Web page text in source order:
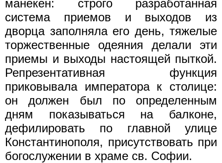
манекен: строго разработанная
система приемов и выходов из
дворца заполняла его день, тяжелые
торжественные одеяния делали эти
приемы и выходы настоящей пыткой.
Репрезентативная функция
приковывала императора к столице:
он должен был по определенным
дням показываться на балконе,
дефилировать по главной улице
Константинополя, присутствовать при
богослужении в храме св. Софии.